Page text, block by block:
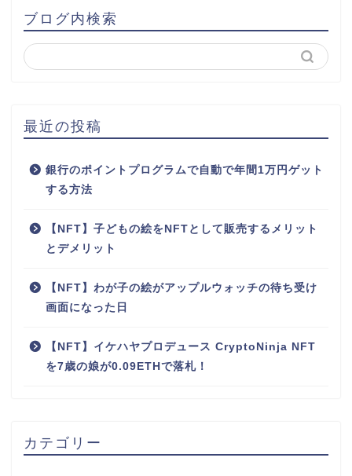
ブログ内検索
最近の投稿
銀行のポイントプログラムで自動で年間1万円ゲット
する方法
【NFT】子どもの絵をNFTとして販売するメリット
とデメリット
【NFT】わが子の絵がアップルウォッチの待ち受け
画面になった日
【NFT】イケハヤプロデュース CryptoNinja NFT
を7歳の娘が0.09ETHで落札！
カテゴリー